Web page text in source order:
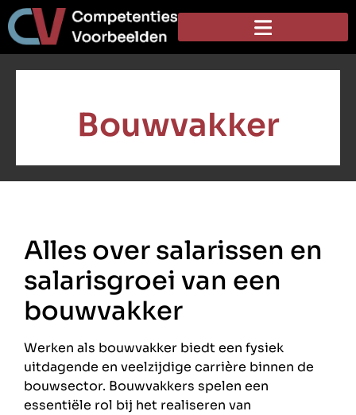
Bouwvakker
Alles over salarissen en
salarisgroei van een
bouwvakker
Werken als bouwvakker biedt een fysiek
uitdagende en veelzijdige carrière binnen de
bouwsector. Bouwvakkers spelen een
essentiële rol bij het realiseren van